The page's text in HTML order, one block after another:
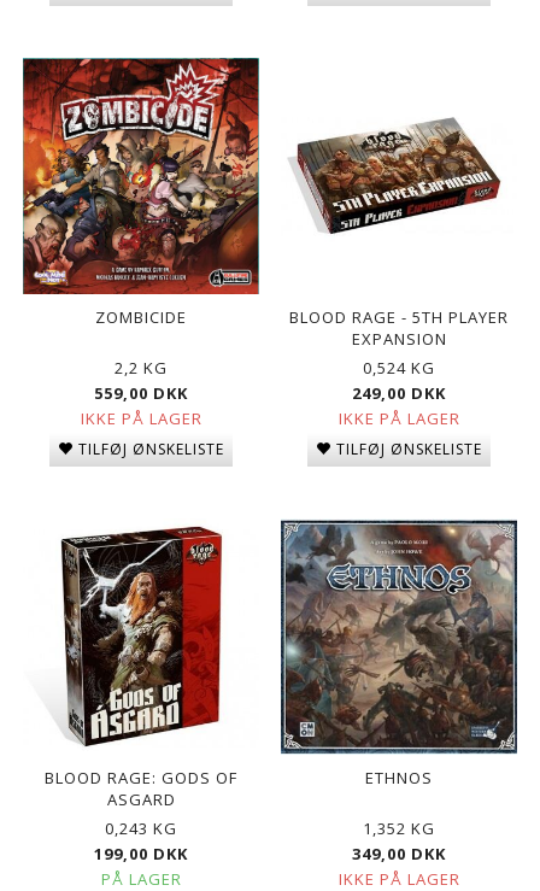
ZOMBICIDE
2,2 KG
559,00 DKK
IKKE PÅ LAGER
TILFØJ ØNSKELISTE
BLOOD RAGE - 5TH PLAYER
EXPANSION
0,524 KG
249,00 DKK
IKKE PÅ LAGER
TILFØJ ØNSKELISTE
BLOOD RAGE: GODS OF
ASGARD
0,243 KG
199,00 DKK
PÅ LAGER
ETHNOS
1,352 KG
349,00 DKK
IKKE PÅ LAGER